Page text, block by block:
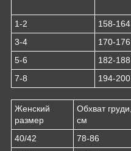
1-2
158-164
3-4
170-176
5-6
182-188
7-8
194-200
Женский
размер
Обхват груди,
см
40/42
78-86